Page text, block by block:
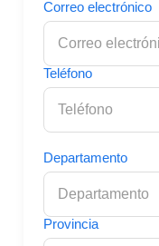
Correo electrónico
Teléfono
Departamento
Provincia